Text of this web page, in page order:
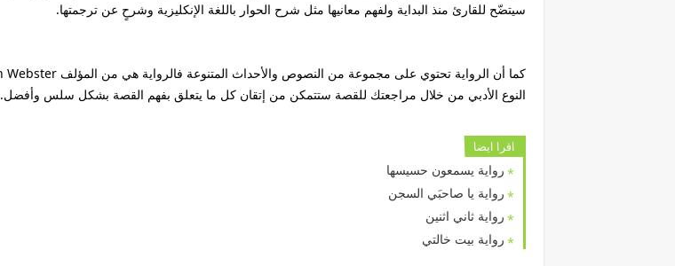
سيتضّح للقارئ منذ البداية ولفهم معانيها مثل شرح الحوار باللغة الإنكليزية وشرحٍ عن ترجمتها.
النوع الأدبي من خلال مراجعتك للقصة ستتمكن من إتقان كل ما يتعلق بفهم القصة بشكل سلس وأفضل.
اقرا ايضا
رواية يسمعون حسيسها
رواية يا صاحبَي السجن
رواية ثاني اثنين
رواية بيت خالتي